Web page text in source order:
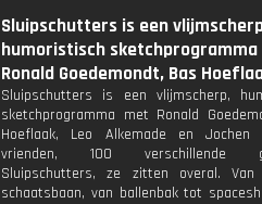
Sluipschutters is een
humoristisch
Ronald Goedemondt, Bas
Sluipschutters is een vlijmscherp,
sketchprogramma met Ronald
Hoeflaak, Leo Alkemade en
vrienden, 100 verschillende
Sluipschutters, ze zitten overal.
schaatsbaan, van ballenbak tot